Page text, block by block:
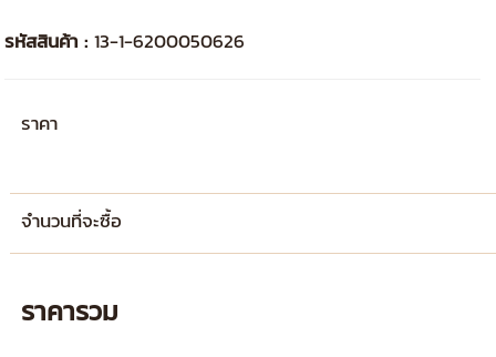
รหัสสินค้า :13-1-6200050626
ราคา
จำนวนที่จะซื้อ
ราคารวม